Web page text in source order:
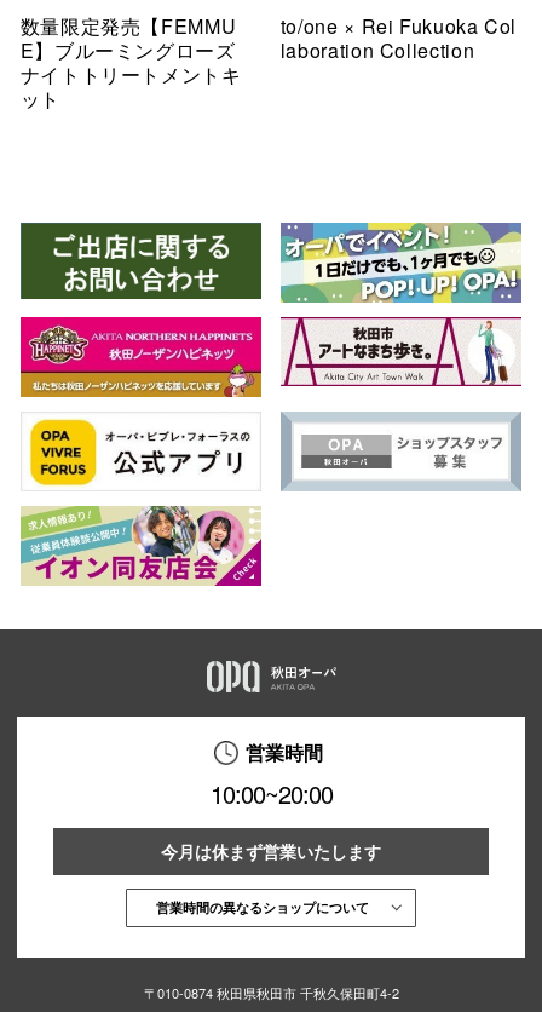
数量限定発売【FEMMU
E】ブルーミングローズ
ナイトトリートメントキ
ット
to/one × Rei Fukuoka Col
laboration Collection
営業時間
10:00~20:00
今月は休まず営業いたします
営業時間の異なるショップについて
〒010-0874 秋田県秋田市 千秋久保田町4-2